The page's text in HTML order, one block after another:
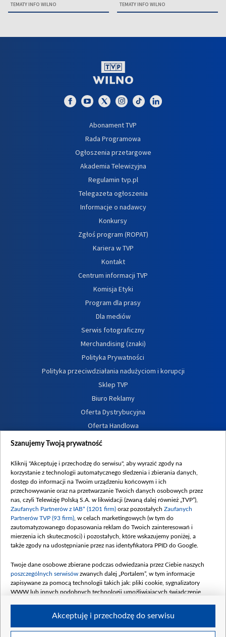
TEMATY INFO WILNO TEMATY INFO WILNO
Abonament TVP
Rada Programowa
Ogłoszenia przetargowe
Akademia Telewizyjna
Regulamin tvp.pl
Telegazeta ogłoszenia
Informacje o nadawcy
Konkursy
Zgłoś program (ROPAT)
Kariera w TVP
Kontakt
Centrum informacji TVP
Komisja Etyki
Program dla prasy
Dla mediów
Serwis fotograficzny
Merchandising (znaki)
Polityka Prywatności
Polityka przeciwdziałania nadużyciom i korupcji
Sklep TVP
Biuro Reklamy
Oferta Dystrybucyjna
Oferta Handlowa
Dostępność
Procedura zgłoszeń wewnętrznych
Szanujemy Twoją prywatność
Kliknij "Akceptuję i przechodzę do serwisu", aby wyrazić zgody na
korzystanie z technologii automatycznego śledzenia i zbierania danych,
dostęp do informacji na Twoim urządzeniu końcowym i ich
przechowywanie oraz na przetwarzanie Twoich danych osobowych przez
nas, czyli Telewizję Polską S.A. w likwidacji (zwaną dalej również „TVP”),
Zaufanych Partnerów z IAB* (1201 firm) oraz pozostałych Zaufanych
Partnerów TVP (93 firm) , w celach marketingowych (w tym do
zautomatyzowanego dopasowania reklam do Twoich zainteresowań i
mierzenia ich skuteczności) i pozostałych, które wskazujemy poniżej, a
także zgody na udostępnianie przez nas identyfikatora PPID do Google.
Twoje dane osobowe zbierane podczas odwiedzania przez Ciebie naszych
poszczególnych serwisów zwanych dalej „Portalem”, w tym informacje
zapisywane za pomocą technologii takich jak: pliki cookie, sygnalizatory
WWW lub innych podobnych technologii umożliwiających świadczenie
Akceptuję i przechodzę do serwisu